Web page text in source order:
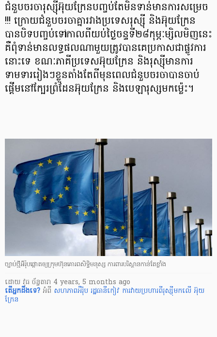
ជំនួបចរចារុស្ស៊ីអ៊ុយក្រែនបញ្ចប់តែមិនទាន់មានការសម្រេច
!!! ក្រោយជំនួបចរចាគ្នារវាងប្រទេសរុស្ស៊ី និងអ៊ុយក្រែន
បានបិទបញ្ចប់ទៅកាលពីយប់ថ្ងៃចន្ទទី២៨កុម្ភៈម្សិលមិញនេះ
គឺពុំទាន់មានលទ្ធផលណាមួយត្រូវបានគេប្រកាសជាផ្លូវការ
នោះទេ ខណៈភាគីប្រទេសអ៊ុយក្រែន និងរុស្ស៊ីមានការ
ទាមទាររៀងៗខ្លួនតាំងតែពីមុនពេលជំនួបចរចាបានចាប់
ផ្តើមនៅក្បែរព្រំដែនអ៊ុយក្រែន និងបេឡារុស្សមកម្ល៉េះ។
ច្បាប់ថ្មីអឺរ៉ុបផ្ដោតឲ្យក្រុមហ៊ុនគោរពសិទ្ធិមនុស្ស ការពារបរិស្ថានកាន់តែខ្លាំង
ដោយ វុធ ច័ន្ទតារា 4 years, 5 months ago
តើ​អ្នក​ដឹងទេ? អំពី សហភាពអឺរ៉ុប រដ្ឋធានីកៀវ ការវាយប្រហារពីរុស្ស៊ីមកលើ អ៊ុយ
ក្រែន